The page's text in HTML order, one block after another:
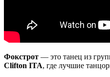
Фокстрот — это танец из
Clifton ITA, где лучшие